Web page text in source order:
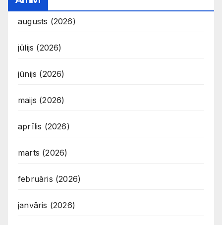
augusts (2026)
jūlijs (2026)
jūnijs (2026)
maijs (2026)
aprīlis (2026)
marts (2026)
februāris (2026)
janvāris (2026)